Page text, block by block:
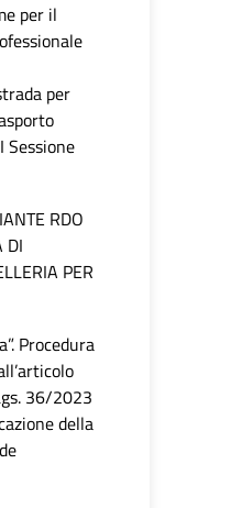
per il
per
Sessione
RDO
DI
PER
Procedura
36/2023
della